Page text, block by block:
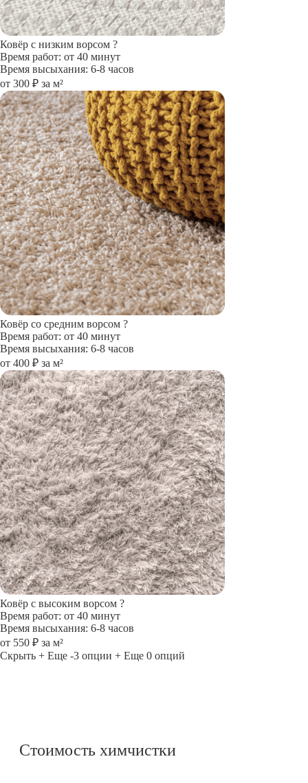
Ковёр с низким ворсом ?
Время работ: от 40 минут
Время высыхания: 6-8 часов
от 300 ₽ за м²
Ковёр со средним ворсом ?
Время работ: от 40 минут
Время высыхания: 6-8 часов
от 400 ₽ за м²
Ковёр с высоким ворсом ?
Время работ: от 40 минут
Время высыхания: 6-8 часов
от 550 ₽ за м²
Скрыть + Еще -3 опции + Еще 0 опций
Стоимость химчистки